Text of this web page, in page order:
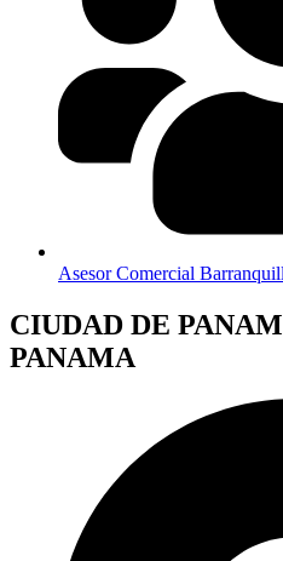
Asesor Comercial
CIUDAD DE
PANAMA